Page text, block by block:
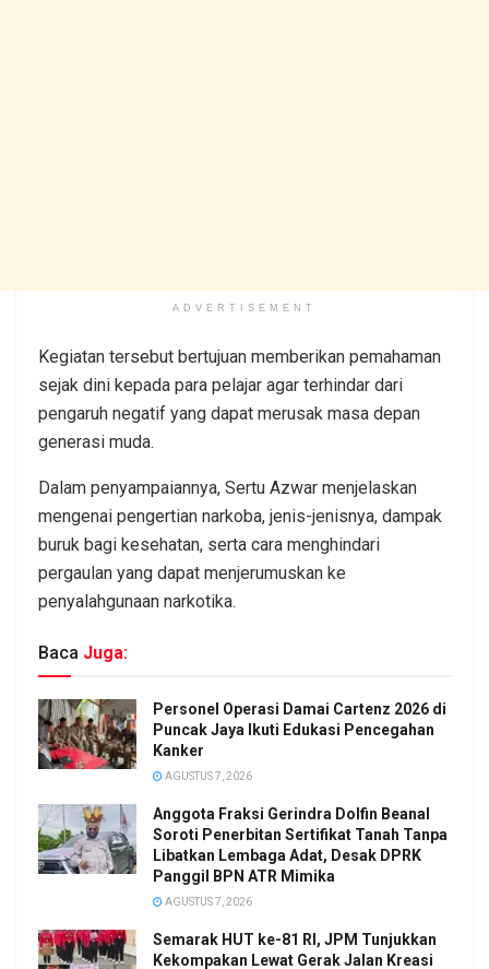
ADVERTISEMENT
Kegiatan tersebut bertujuan memberikan pemahaman
sejak dini kepada para pelajar agar terhindar dari
pengaruh negatif yang dapat merusak masa depan
generasi muda.
Dalam penyampaiannya, Sertu Azwar menjelaskan
mengenai pengertian narkoba, jenis-jenisnya, dampak
buruk bagi kesehatan, serta cara menghindari
pergaulan yang dapat menjerumuskan ke
penyalahgunaan narkotika.
Baca Juga:
Personel Operasi Damai Cartenz 2026 di
Puncak Jaya Ikuti Edukasi Pencegahan
Kanker
AGUSTUS 7, 2026
Anggota Fraksi Gerindra Dolfin Beanal
Soroti Penerbitan Sertifikat Tanah Tanpa
Libatkan Lembaga Adat, Desak DPRK
Panggil BPN ATR Mimika
AGUSTUS 7, 2026
Semarak HUT ke-81 RI, JPM Tunjukkan
Kekompakan Lewat Gerak Jalan Kreasi